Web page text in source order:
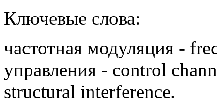
Ключевые слова:
частотная модуляция -
управления - control
structural interference.